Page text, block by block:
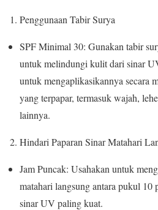
1. Penggunaan Tabir Surya
SPF Minimal 30: Gunakan tabir
untuk melindungi kulit dari sinar
untuk mengaplikasikannya secara
yang terpapar, termasuk wajah,
lainnya.
2. Hindari Paparan Sinar Matahari
Jam Puncak: Usahakan untuk
matahari langsung antara pukul 10
sinar UV paling kuat.